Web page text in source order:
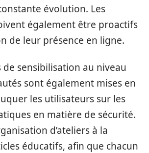
évolution. Les
également être proactifs
de leur présence en ligne.
de sensibilisation au niveau
sont également mises en
les utilisateurs sur les
en matière de sécurité.
d’ateliers à la
éducatifs, afin que chacun